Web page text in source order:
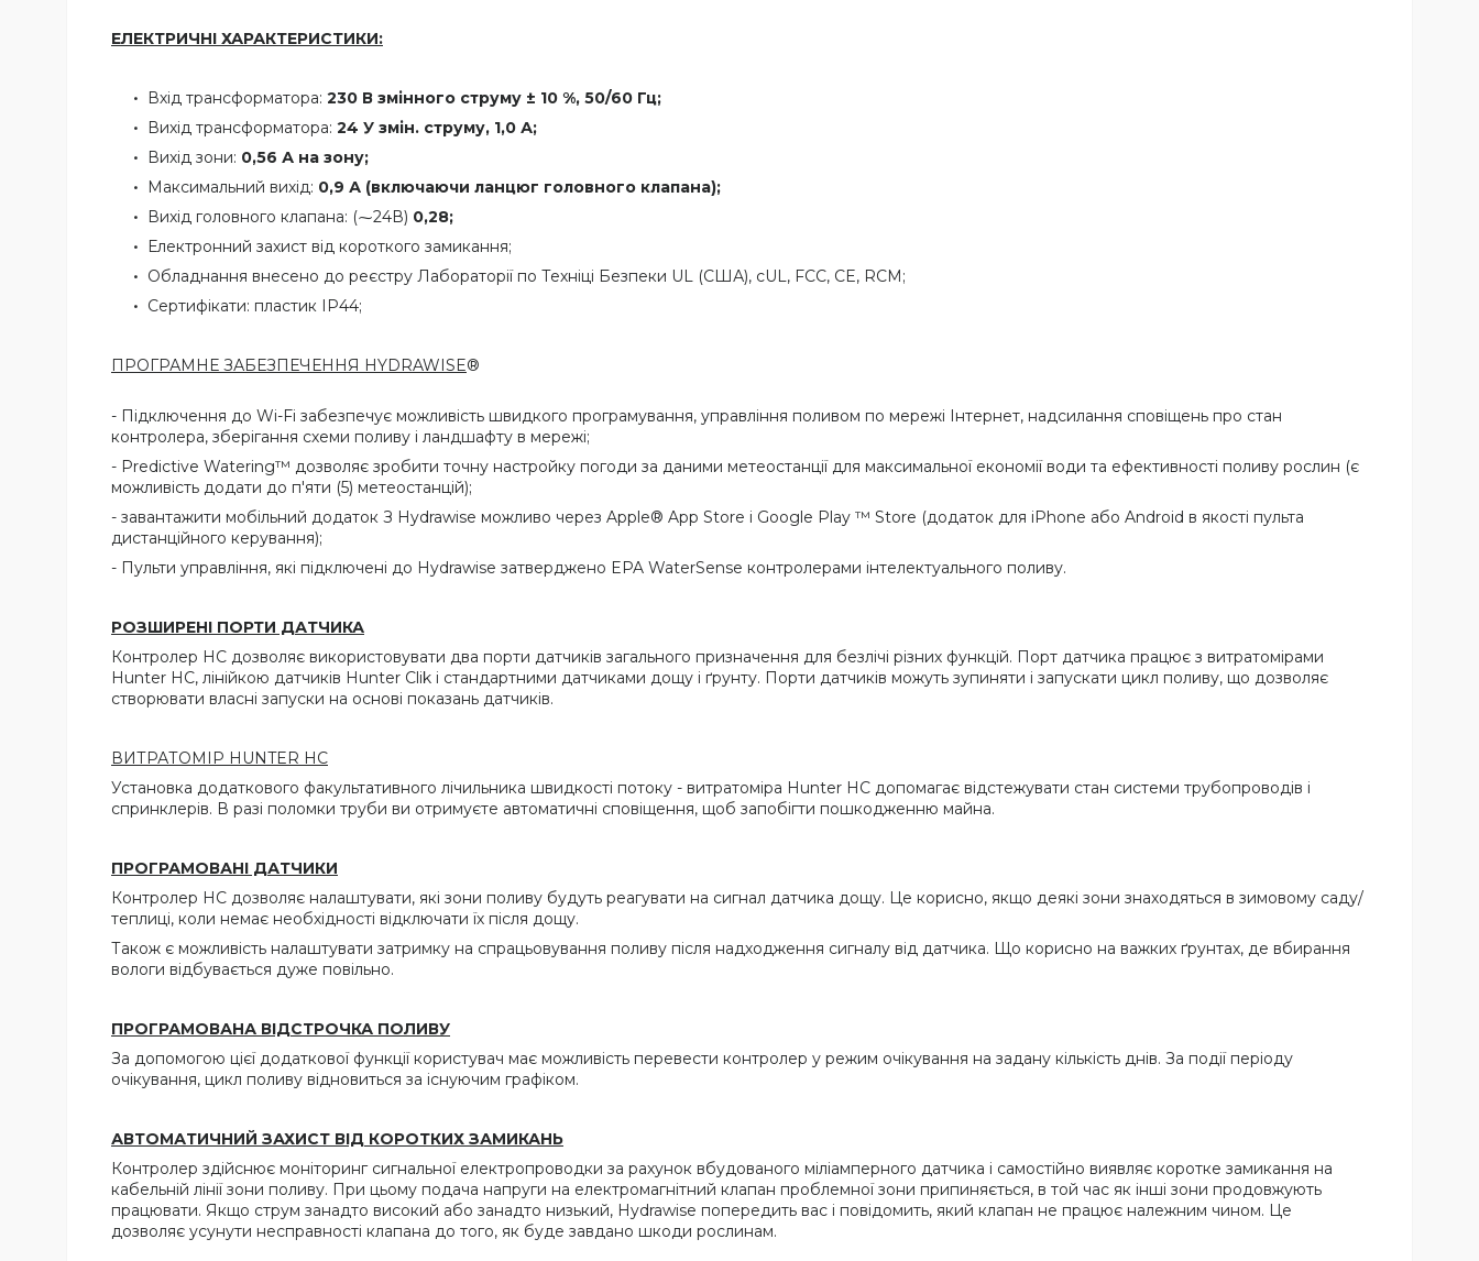
ЕЛЕКТРИЧНІ ХАРАКТЕРИСТИКИ:
Вхід трансформатора: 230 В змінного струму ± 10 %, 50/60 Гц;
Вихід трансформатора: 24 У змін. струму, 1,0 А;
Вихід зони: 0,56 А на зону;
Максимальний вихід: 0,9 А (включаючи ланцюг головного клапана);
Вихід головного клапана: (⁓24В) 0,28;
Електронний захист від короткого замикання;
Обладнання внесено до реєстру Лабораторії по Техніці Безпеки UL (США), cUL, FCC, CE, RCM;
Сертифікати: пластик IP44;
ПРОГРАМНЕ ЗАБЕЗПЕЧЕННЯ HYDRAWISE®
- Підключення до Wi-Fi забезпечує можливість швидкого програмування, управління поливом по мережі Інтернет, надсилання сповіщень про стан
контролера, зберігання схеми поливу і ландшафту в мережі;
- Predictive Watering™ дозволяє зробити точну настройку погоди за даними метеостанції для максимальної економії води та ефективності поливу рослин (є
можливість додати до п'яти (5) метеостанцій);
- завантажити мобільний додаток З Hydrawise можливо через Apple® App Store і Google Play ™ Store (додаток для iPhone або Android в якості пульта
дистанційного керування);
- Пульти управління, які підключені до Hydrawise затверджено EPA WaterSense контролерами інтелектуального поливу.
РОЗШИРЕНІ ПОРТИ ДАТЧИКА
Контролер HC дозволяє використовувати два порти датчиків загального призначення для безлічі різних функцій. Порт датчика працює з витратомірами
Hunter HC, лінійкою датчиків Hunter Clik і стандартними датчиками дощу і ґрунту. Порти датчиків можуть зупиняти і запускати цикл поливу, що дозволяє
створювати власні запуски на основі показань датчиків.
ВИТРАТОМІР HUNTER HC
Установка додаткового факультативного лічильника швидкості потоку - витратоміра Hunter НС допомагає відстежувати стан системи трубопроводів і
спринклерів. В разі поломки труби ви отримуєте автоматичні сповіщення, щоб запобігти пошкодженню майна.
ПРОГРАМОВАНІ ДАТЧИКИ
Контролер HC дозволяє налаштувати, які зони поливу будуть реагувати на сигнал датчика дощу. Це корисно, якщо деякі зони знаходяться в зимовому саду/
теплиці, коли немає необхідності відключати їх після дощу.
Також є можливість налаштувати затримку на спрацьовування поливу після надходження сигналу від датчика. Що корисно на важких ґрунтах, де вбирання
вологи відбувається дуже повільно.
ПРОГРАМОВАНА ВІДСТРОЧКА ПОЛИВУ
За допомогою цієї додаткової функції користувач має можливість перевести контролер у режим очікування на задану кількість днів. За події періоду
очікування, цикл поливу відновиться за існуючим графіком.
АВТОМАТИЧНИЙ ЗАХИСТ ВІД КОРОТКИХ ЗАМИКАНЬ
Контролер здійснює моніторинг сигнальної електропроводки за рахунок вбудованого міліамперного датчика і самостійно виявляє коротке замикання на
кабельній лінії зони поливу. При цьому подача напруги на електромагнітний клапан проблемної зони припиняється, в той час як інші зони продовжують
працювати. Якщо струм занадто високий або занадто низький, Hydrawise попередить вас і повідомить, який клапан не працює належним чином. Це
дозволяє усунути несправності клапана до того, як буде завдано шкоди рослинам.